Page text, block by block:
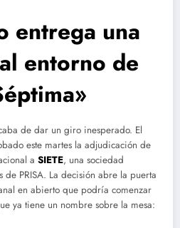
entrega una
entorno de
de dar un giro inesperado. El
este martes la adjudicación de
a SIETE, una sociedad
de PRISA. La decisión abre la puerta
en abierto que podría comenzar
ya tiene un nombre sobre la mesa: